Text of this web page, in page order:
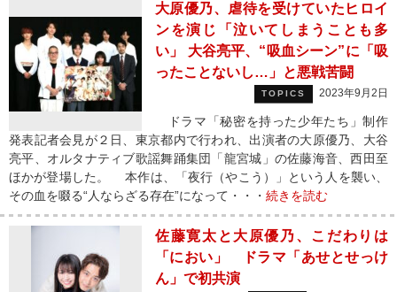
大原優乃、虐待を受けていたヒロイ
ンを演じ「泣いてしまうことも多
い」 大谷亮平、“吸血シーン”に「吸
ったことないし…」と悪戦苦闘
TOPICS 2023年9月2日
ドラマ「秘密を持った少年たち」制作
発表記者会見が２日、東京都内で行われ、出演者の大原優乃、大谷
亮平、オルタナティブ歌謡舞踊集団「龍宮城」の佐藤海音、西田至
ほかが登場した。 本作は、「夜行（やこう）」という人を襲い、
その血を啜る“人ならざる存在”になって・・・ 続きを読む
佐藤寛太と大原優乃、こだわりは
「におい」 ドラマ「あせとせっけ
ん」で初共演